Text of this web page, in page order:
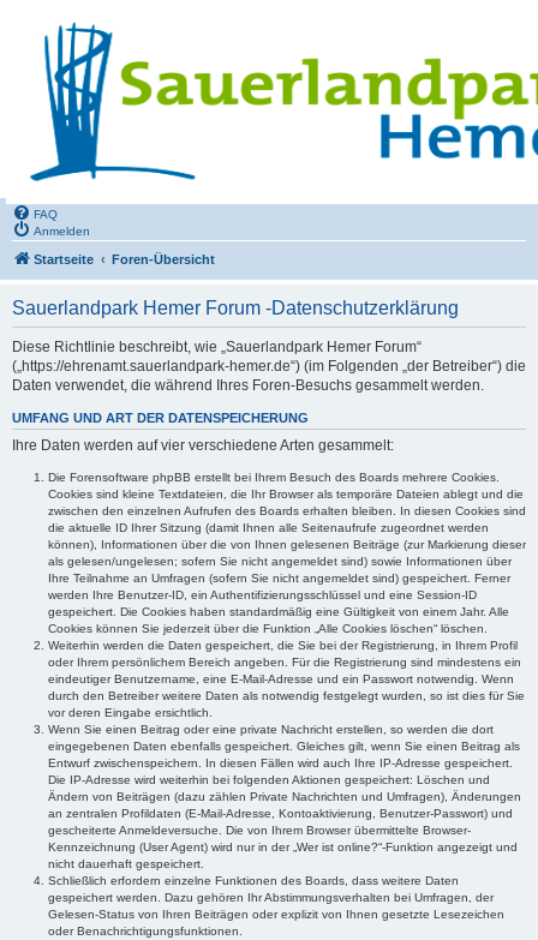
FAQ
Anmelden
Startseite Foren-Übersicht
Sauerlandpark Hemer Forum -Datenschutzerklärung
Diese Richtlinie beschreibt, wie „Sauerlandpark Hemer Forum“
(„https://ehrenamt.sauerlandpark-hemer.de“) (im Folgenden „der Betreiber“) die
Daten verwendet, die während Ihres Foren-Besuchs gesammelt werden.
UMFANG UND ART DER DATENSPEICHERUNG
Ihre Daten werden auf vier verschiedene Arten gesammelt:
Die Forensoftware phpBB erstellt bei Ihrem Besuch des Boards mehrere Cookies.
Cookies sind kleine Textdateien, die Ihr Browser als temporäre Dateien ablegt und die
zwischen den einzelnen Aufrufen des Boards erhalten bleiben. In diesen Cookies sind
die aktuelle ID Ihrer Sitzung (damit Ihnen alle Seitenaufrufe zugeordnet werden
können), Informationen über die von Ihnen gelesenen Beiträge (zur Markierung dieser
als gelesen/ungelesen; sofern Sie nicht angemeldet sind) sowie Informationen über
Ihre Teilnahme an Umfragen (sofern Sie nicht angemeldet sind) gespeichert. Ferner
werden Ihre Benutzer-ID, ein Authentifizierungsschlüssel und eine Session-ID
gespeichert. Die Cookies haben standardmäßig eine Gültigkeit von einem Jahr. Alle
Cookies können Sie jederzeit über die Funktion „Alle Cookies löschen“ löschen.
Weiterhin werden die Daten gespeichert, die Sie bei der Registrierung, in Ihrem Profil
oder Ihrem persönlichem Bereich angeben. Für die Registrierung sind mindestens ein
eindeutiger Benutzername, eine E-Mail-Adresse und ein Passwort notwendig. Wenn
durch den Betreiber weitere Daten als notwendig festgelegt wurden, so ist dies für Sie
vor deren Eingabe ersichtlich.
Wenn Sie einen Beitrag oder eine private Nachricht erstellen, so werden die dort
eingegebenen Daten ebenfalls gespeichert. Gleiches gilt, wenn Sie einen Beitrag als
Entwurf zwischenspeichern. In diesen Fällen wird auch Ihre IP-Adresse gespeichert.
Die IP-Adresse wird weiterhin bei folgenden Aktionen gespeichert: Löschen und
Ändern von Beiträgen (dazu zählen Private Nachrichten und Umfragen), Änderungen
an zentralen Profildaten (E-Mail-Adresse, Kontoaktivierung, Benutzer-Passwort) und
gescheiterte Anmeldeversuche. Die von Ihrem Browser übermittelte Browser-
Kennzeichnung (User Agent) wird nur in der „Wer ist online?“-Funktion angezeigt und
nicht dauerhaft gespeichert.
Schließlich erfordern einzelne Funktionen des Boards, dass weitere Daten
gespeichert werden. Dazu gehören Ihr Abstimmungsverhalten bei Umfragen, der
Gelesen-Status von Ihren Beiträgen oder explizit von Ihnen gesetzte Lesezeichen
oder Benachrichtigungsfunktionen.